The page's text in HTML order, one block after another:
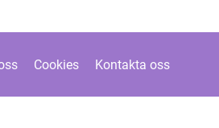
Cookies Kontakta oss